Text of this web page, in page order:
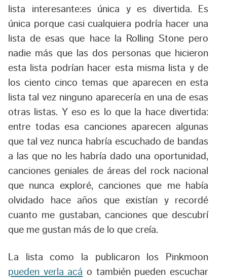
lista interesante:es única y es divertida. Es
única porque casi cualquiera podría hacer una
lista de esas que hace la Rolling Stone pero
nadie más que las dos personas que hicieron
esta lista podrían hacer esta misma lista y de
los ciento cinco temas que aparecen en esta
lista tal vez ninguno aparecería en una de esas
otras listas. Y eso es lo que la hace divertida:
entre todas esa canciones aparecen algunas
que tal vez nunca habría escuchado de bandas
a las que no les habría dado una oportunidad,
canciones geniales de áreas del rock nacional
que nunca exploré, canciones que me había
olvidado hace años que existían y recordé
cuanto me gustaban, canciones que descubrí
que me gustan más de lo que creía.
La lista como la publicaron los Pinkmoon
pueden verla acá o también pueden escuchar